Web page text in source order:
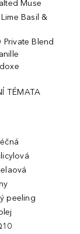
Muse
Basil &
Private Blend
TÉMATA
peeling